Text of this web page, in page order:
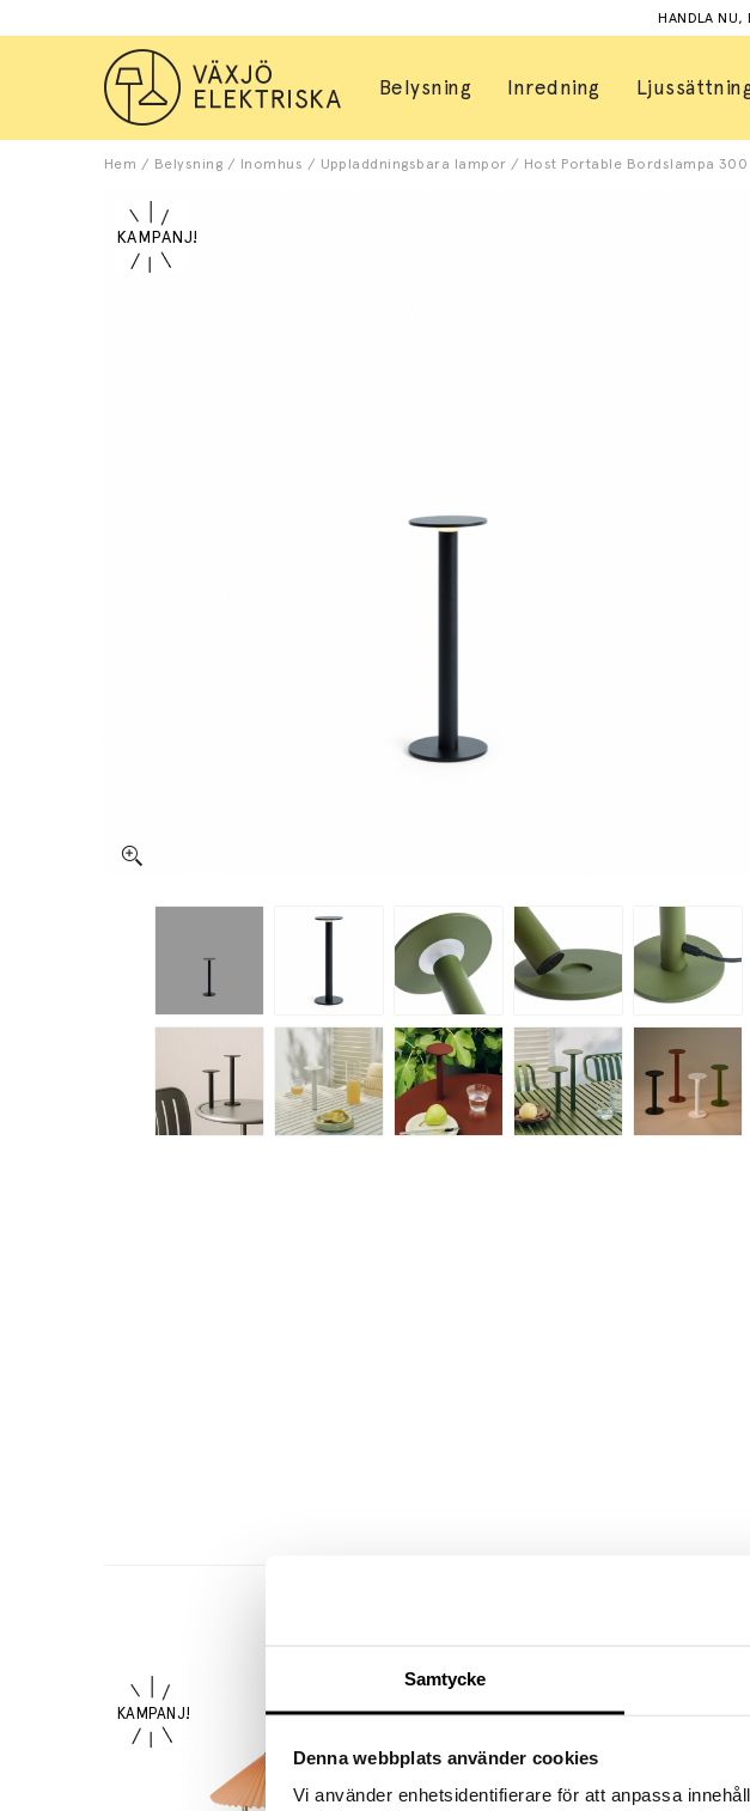
Samtycke
Denna webbplats använder cookies
Vi använder enhetsidentifierare för att anpassa
HANDLA NU,
Belysning Inredning
Hem / Belysning / Inomhus / Uppladdningsbara lampor / Host Portable Bordslampa